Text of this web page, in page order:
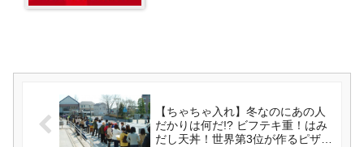
【ちゃちゃ入れ】冬なのにあの人
だかりは何だ!? ビフテキ重！はみ
だし天丼！世界第3位が作るピザ！